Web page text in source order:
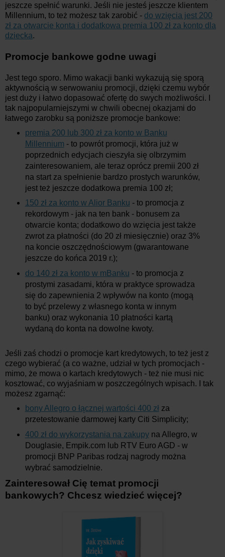
jeszcze spełnić warunki. Jeśli nie jesteś jeszcze klientem
Millennium, to też możesz tak zarobić - do wzięcia jest 200
zł za otwarcie konta i dodatkowa premia 100 zł za konto dla
dziecka.
Promocje bankowe godne uwagi
Jest tego sporo. Mimo wakacji banki wykazują się sporą
aktywnością w serwowaniu promocji, dzięki czemu wybór
jest duży i łatwo dopasować ofertę do swych możliwości. I
tak najpopularniejszymi w chwili obecnej okazjami do
łatwego zarobku są poniższe promocje bankowe:
premia 200 lub 300 zł za konto w Banku
Millennium - to powrót promocji, która już w
poprzednich edycjach cieszyła się olbrzymim
zainteresowaniem, ale teraz oprócz premii 200 zł
na start za spełnienie bardzo prostych warunków,
jest też jeszcze dodatkowa premia 100 zł;
150 zł za konto w Alior Banku - to promocja z
rekordowym - jak na ten bank - bonusem za
otwarcie konta; dodatkowo do wzięcia jest także
zwrot za płatności (do 20 zł miesięcznie) oraz 3%
na koncie oszczędnościowym (gwarantowane
jeszcze do końca 2019 r.);
do 140 zł za konto w mBanku - to promocja z
prostymi zasadami, która w praktyce sprowadza
się do zapewnienia 2 wpływów na konto (mogą
to być przelewy z własnego konta w innym
banku) oraz wykonania 10 płatności kartą
wydaną do konta na dowolne kwoty.
Jeśli zaś chodzi o promocje kart kredytowych, to też jest z
czego wybierać (a co ważne, udział w tych promocjach -
mimo, że mowa o kartach kredytowych - też nie musi nic
kosztować, co wyjaśniam w poszczególnych wpisach. I tak
możesz zgarnąć:
bony Allegro o łącznej wartości 400 zł za
przetestowanie darmowej karty Citi Simplicity;
400 zł do wykorzystania na zakupyna Allegro, w
Douglasie, Empik.com lub RTV Euro AGD - w
promocji BNP Paribas rodzaj nagrody można
wybrać samodzielnie.
Zainteresował Cię temat promocji
bankowych? Chcesz wiedzieć więcej?